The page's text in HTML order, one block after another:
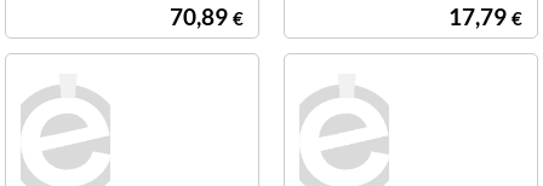
70,89 € 17,79 €